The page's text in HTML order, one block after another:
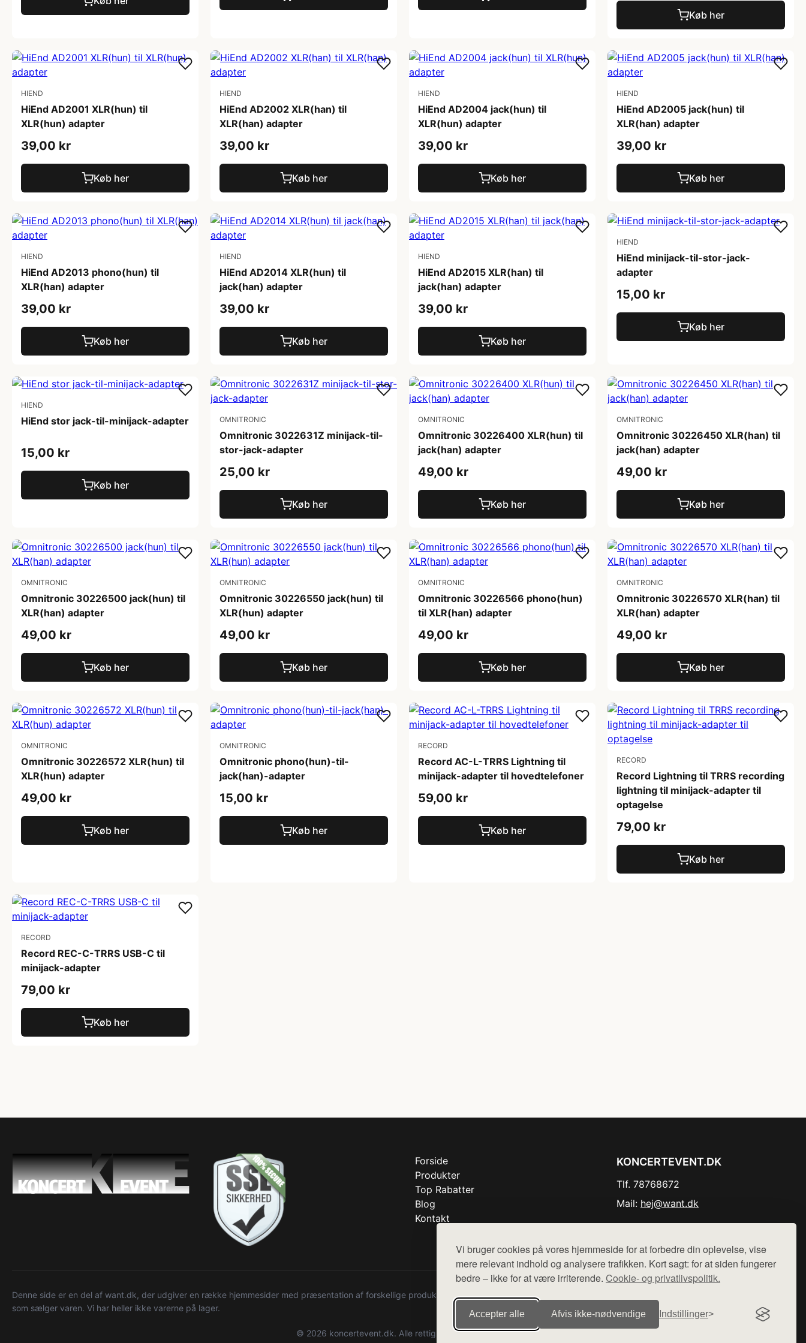
Vi bruger cookies på vores hjemmeside for at forbedre din oplevelse, vise
mere relevant indhold og analysere trafikken. Kort sagt: for at siden fungerer
bedre – ikke for at være irriterende. Cookie- og privatlivspolitik.
Accepter alle Afvis ikke‑nødvendige Indstillinger
Køb her
HIEND
HiEnd AD2001 XLR(hun) til
XLR(hun) adapter
39,00 kr
Køb her
HIEND
HiEnd AD2002 XLR(han) til
XLR(han) adapter
39,00 kr
Køb her
HIEND
HiEnd AD2004 jack(hun) til
XLR(hun) adapter
39,00 kr
Køb her
HIEND
HiEnd AD2005 jack(hun) til
XLR(han) adapter
39,00 kr
Køb her
HIEND
HiEnd AD2013 phono(hun) til
XLR(han) adapter
39,00 kr
Køb her
HIEND
HiEnd AD2014 XLR(hun) til
jack(han) adapter
39,00 kr
Køb her
HIEND
HiEnd AD2015 XLR(han) til
jack(han) adapter
39,00 kr
Køb her
HIEND
HiEnd minijack-til-stor-jack-
adapter
15,00 kr
Køb her
HIEND
HiEnd stor jack-til-minijack-adapter
15,00 kr
Køb her
OMNITRONIC
Omnitronic 3022631Z minijack-til-
stor-jack-adapter
25,00 kr
Køb her
OMNITRONIC
Omnitronic 30226400 XLR(hun) til
jack(han) adapter
49,00 kr
Køb her
OMNITRONIC
Omnitronic 30226450 XLR(han) til
jack(han) adapter
49,00 kr
Køb her
OMNITRONIC
Omnitronic 30226500 jack(hun) til
XLR(han) adapter
49,00 kr
Køb her
OMNITRONIC
Omnitronic 30226550 jack(hun) til
XLR(hun) adapter
49,00 kr
Køb her
OMNITRONIC
Omnitronic 30226566 phono(hun)
til XLR(han) adapter
49,00 kr
Køb her
OMNITRONIC
Omnitronic 30226570 XLR(han) til
XLR(han) adapter
49,00 kr
Køb her
OMNITRONIC
Omnitronic 30226572 XLR(hun) til
XLR(hun) adapter
49,00 kr
Køb her
OMNITRONIC
Omnitronic phono(hun)-til-
jack(han)-adapter
15,00 kr
Køb her
RECORD
Record AC-L-TRRS Lightning til
minijack-adapter til hovedtelefoner
59,00 kr
Køb her
RECORD
Record Lightning til TRRS recording
lightning til minijack-adapter til
optagelse
79,00 kr
Køb her
RECORD
Record REC-C-TRRS USB-C til
minijack-adapter
79,00 kr
Køb her
Forside
Produkter
Top Rabatter
Blog
Kontakt
KONCERTEVENT.DK
Tlf. 78768672
Mail: hej@want.dk
Denne side er en del af want.dk, der udgiver en række hjemmesider med præsentation af forskellige produkter fra diverse webshops. Der sælges ikke varer fra denne side - vi henviser til de shops,
som sælger varen. Vi har heller ikke varerne på lager.
© 2026 koncertevent.dk. Alle rettigheder forbeholdes.